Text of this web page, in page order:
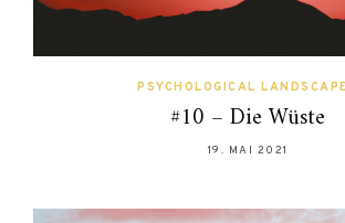
PSYCHOLOGICAL
#10 – Die Wüste
19. MAI 2021